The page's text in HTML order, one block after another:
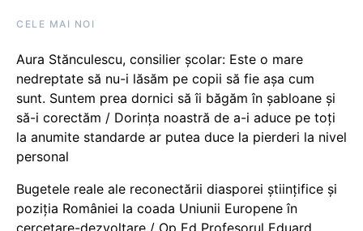
CELE MAI NOI
Aura Stănculescu, consilier școlar: Este o mare
nedreptate să nu-i lăsăm pe copii să fie așa cum
sunt. Suntem prea dornici să îi băgăm în șabloane și
să-i corectăm / Dorința noastră de a-i aduce pe toți
la anumite standarde ar putea duce la pierderi la nivel
personal
Bugetele reale ale reconectării diasporei științifice și
poziția României la coada Uniunii Europene în
cercetare-dezvoltare / Op Ed Profesorul Eduard